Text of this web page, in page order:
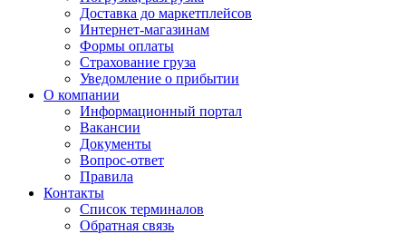
Доставка до маркетплейсов
Интернет-магазинам
Формы оплаты
Страхование груза
Уведомление о прибытии
О компании
Информационный портал
Вакансии
Документы
Вопрос-ответ
Правила
Контакты
Список терминалов
Обратная связь